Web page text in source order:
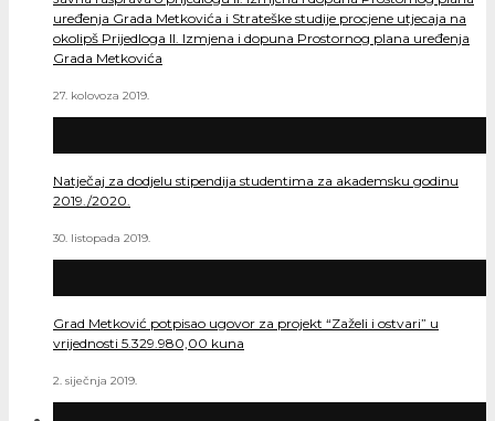
uređenja Grada Metkovića i Strateške studije procjene utjecaja na
okolipš Prijedloga II. Izmjena i dopuna Prostornog plana uređenja
Grada Metkovića
27. kolovoza 2019.
Natječaj za dodjelu stipendija studentima za akademsku godinu
2019./2020.
30. listopada 2019.
Grad Metković potpisao ugovor za projekt “Zaželi i ostvari” u
vrijednosti 5.329.980,00 kuna
2. siječnja 2019.